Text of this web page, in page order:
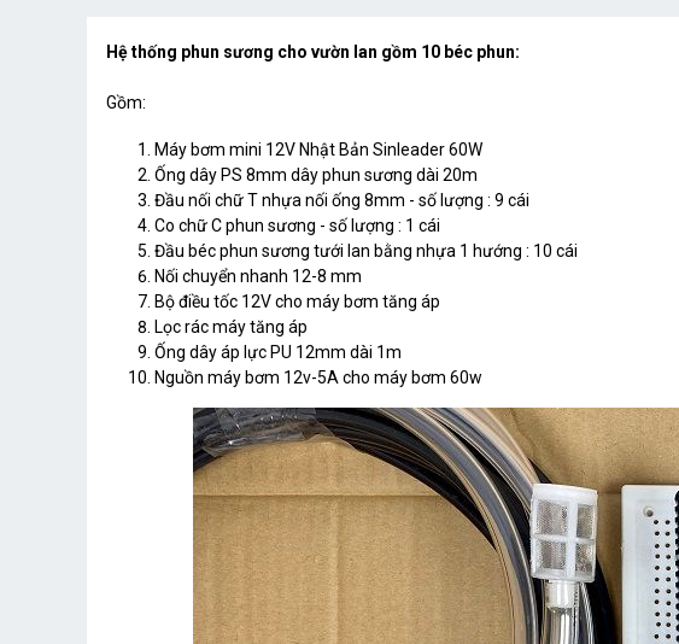
Hệ thống phun sương cho vườn lan gồm 10 béc phun:
Gồm:
Máy bơm mini 12V Nhật Bản Sinleader 60W
Ống dây PS 8mm dây phun sương dài 20m
Đầu nối chữ T nhựa nối ống 8mm - số lượng : 9 cái
Co chữ C phun sương - số lượng : 1 cái
Đầu béc phun sương tưới lan bằng nhựa 1 hướng : 10 cái
Nối chuyển nhanh 12-8 mm
Bộ điều tốc 12V cho máy bơm tăng áp
Lọc rác máy tăng áp
Ống dây áp lực PU 12mm dài 1m
Nguồn máy bơm 12v-5A cho máy bơm 60w